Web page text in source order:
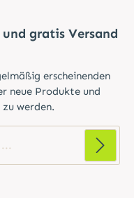
gratis Versand
erscheinenden
neue Produkte und
werden.